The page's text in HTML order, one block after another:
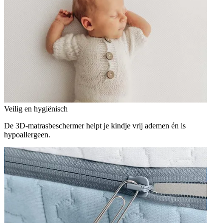
Veilig en hygiënisch
De 3D-matrasbeschermer helpt je kindje vrij ademen én is
hypoallergeen.